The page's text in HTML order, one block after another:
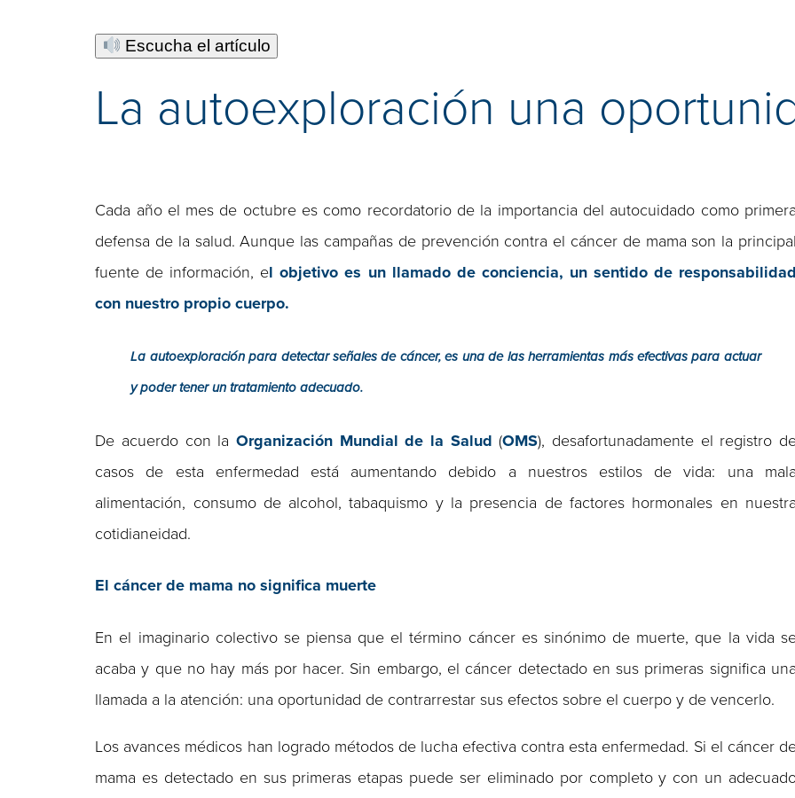
Escucha el artículo
La autoexploración una
Cada año el mes de octubre es como recordatorio de la importancia del autocuidado como
defensa de la salud. Aunque las campañas de prevención contra el cáncer de mama son la
fuente de información, el objetivo es un llamado de conciencia, un sentido de
con nuestro propio cuerpo.
La autoexploración para detectar señales de cáncer, es una de las herramientas más efectivas para actuar
y poder tener un tratamiento adecuado.
De acuerdo con la Organización Mundial de la Salud (OMS), desafortunadamente el registro
casos de esta enfermedad está aumentando debido a nuestros estilos de vida: una
alimentación, consumo de alcohol, tabaquismo y la presencia de factores hormonales en
cotidianeidad.
El cáncer de mama no significa muerte
En el imaginario colectivo se piensa que el término cáncer es sinónimo de muerte, que la vida
acaba y que no hay más por hacer. Sin embargo, el cáncer detectado en sus primeras significa
llamada a la atención: una oportunidad de contrarrestar sus efectos sobre el cuerpo y de vencerlo.
Los avances médicos han logrado métodos de lucha efectiva contra esta enfermedad. Si el cáncer
mama es detectado en sus primeras etapas puede ser eliminado por completo y con un